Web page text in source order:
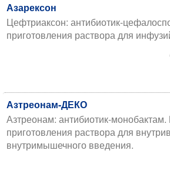
Азарексон
Цефтриаксон: антибиотик-
приготовления раствора для
Азтреонам-ДЕКО
Азтреонам: антибиотик-
приготовления раствора для
внутримышечного введения.